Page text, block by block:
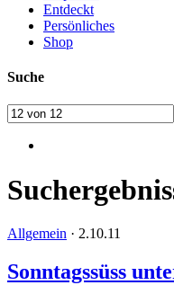
Entdeckt
Persönliches
Shop
Suche
Allgemein · 2.10.11
Sonntagssüss